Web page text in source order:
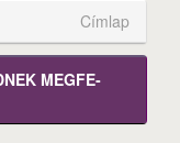
Címlap
MEGFE­